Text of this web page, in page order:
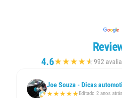
4.6★★★★★
★992
Joe Souza - Dicas
★★★★★Editado 2 anos atrás